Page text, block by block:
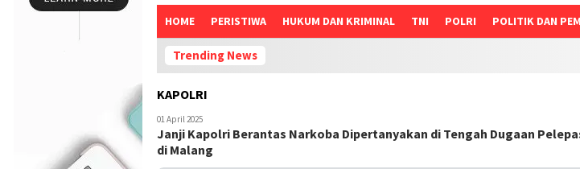
HOME PERISTIWA HUKUM DAN KRIMINAL TNI POLRI POLITIK DAN
Trending News
KAPOLRI
01 April 2025
Janji Kapolri Berantas Narkoba Dipertanyakan di Tengah Dugaan
di Malang